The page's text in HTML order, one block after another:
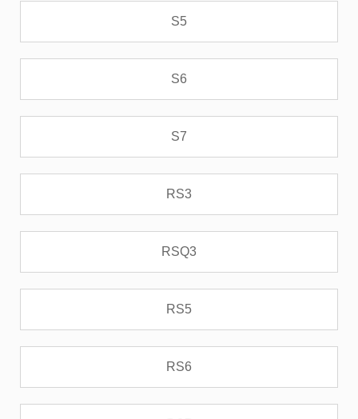
S5
S6
S7
RS3
RSQ3
RS5
RS6